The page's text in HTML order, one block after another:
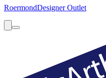
RoermondDesigner Outlet